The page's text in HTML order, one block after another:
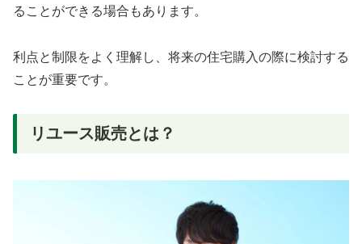
ることができる場合もあります。
利点と制限をよく理解し、将来の住宅購入の際に検討する
ことが重要です。
リユース販売とは？